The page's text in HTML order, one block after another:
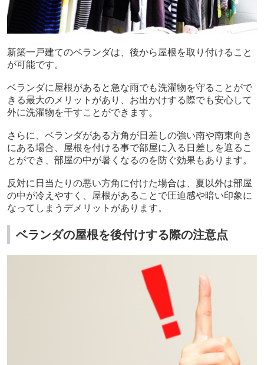
新築一戸建てのベランダは、後から屋根を取り付けること
が可能です。
ベランダに屋根があると急な雨でも洗濯物を守ることがで
きる最大のメリットがあり、お出かけする際でも安心して
外に洗濯物を干すことができます。
さらに、ベランダがある方角が日差しの強い南や南東向き
にある場合、屋根を付ける事で部屋に入る日差しを遮るこ
とができ、部屋の中が暑くなるのを防ぐ効果もあります。
反対に日当たりの悪い方角に付けた場合は、夏以外は部屋
の中が冷えやすく、屋根があることで圧迫感や暗い印象に
なってしまうデメリットがあります。
ベランダの屋根を後付けする際の注意点